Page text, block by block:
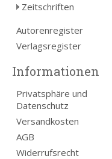
Zeitschriften
Autorenregister
Verlagsregister
Informationen
Privatsphäre und
Datenschutz
Versandkosten
AGB
Widerrufsrecht